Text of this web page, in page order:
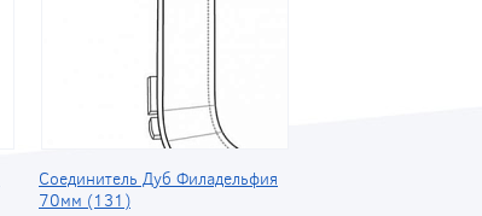
Соединитель Дуб Филадельфия
70мм (131)